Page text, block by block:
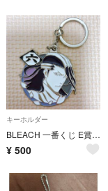
キーホルダー
BLEACH 一番くじ E賞 メタルチャームキーホルダー 朽木白哉
¥ 500